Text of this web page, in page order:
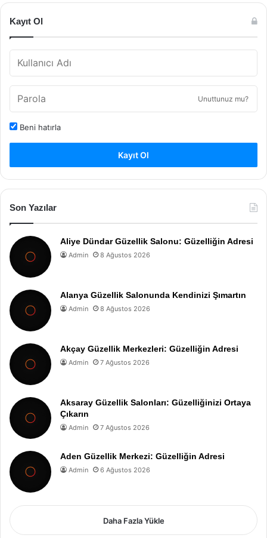
Kayıt Ol
Unuttunuz mu?
Beni hatırla
Kayıt Ol
Son Yazılar
Aliye Dündar Güzellik Salonu: Güzelliğin Adresi
Admin 8 Ağustos 2026
Alanya Güzellik Salonunda Kendinizi Şımartın
Admin 8 Ağustos 2026
Akçay Güzellik Merkezleri: Güzelliğin Adresi
Admin 7 Ağustos 2026
Aksaray Güzellik Salonları: Güzelliğinizi Ortaya
Çıkarın
Admin 7 Ağustos 2026
Aden Güzellik Merkezi: Güzelliğin Adresi
Admin 6 Ağustos 2026
Daha Fazla Yükle